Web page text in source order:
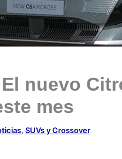
nuevo
mes
, SUVs y Crossover